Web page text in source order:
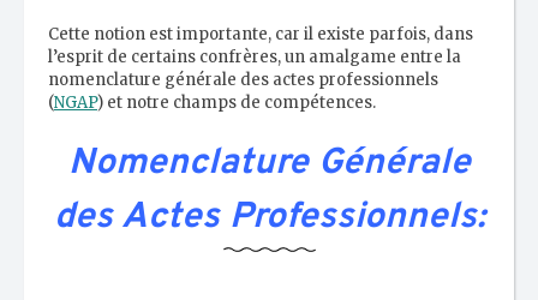
Cette notion est importante, car il existe parfois, dans
l’esprit de certains confrères, un amalgame entre la
nomenclature générale des actes professionnels
(NGAP) et notre champs de compétences.
Nomenclature Générale
des Actes Professionnels: